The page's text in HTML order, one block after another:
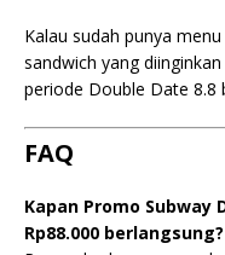
Kalau sudah punya
sandwich yang
periode Double Date 8.8
FAQ
Kapan Promo Subway
Rp88.000 berlangsung?